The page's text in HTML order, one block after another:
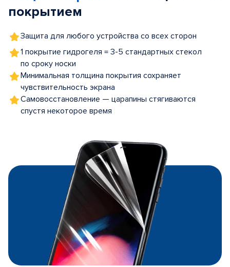
покрытием
Защита для любого устройства со всех сторон
1 покрытие гидрогеля = 3-5 стандартных стекол
по сроку носки
Минимальная толщина покрытия сохраняет
чувствительность экрана
Самовосстановление — царапины стягиваются
спустя некоторое время